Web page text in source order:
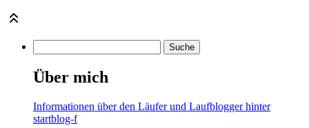
Über mich
Informationen über den Läufer und Laufblogger hinter
startblog-f